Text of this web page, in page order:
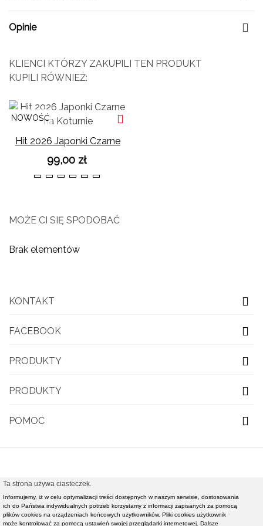
Opinie
KLIENCI KTÓRZY ZAKUPILI TEN PRODUKT
KUPILI RÓWNIEŻ:
NOWOŚĆ
Hit 2026 Japonki Czarne
na Koturnie
99,00 zł
363738394041
MOŻE CI SIĘ SPODOBAĆ
Brak elementów
KONTAKT
FACEBOOK
PRODUKTY
PRODUKTY
POMOC
© 2021 OBUWIE TOP MODA - Modna obuwie damskie,
nowości rynkowe światowej klasy mody - Realizacja i
pozycjonowanie strony :Rafał Gałązka - www.strony-
Ta strona używa ciasteczek.
Informujemy, iż w celu optymalizacji treści dostępnych w naszym serwisie, dostosowania
ich do Państwa indywidualnych potrzeb korzystamy z informacji zapisanych za pomocą
plików cookies na urządzeniach końcowych użytkowników. Pliki cookies użytkownik
może kontrolować za pomocą ustawień swojej przeglądarki internetowej. Dalsze